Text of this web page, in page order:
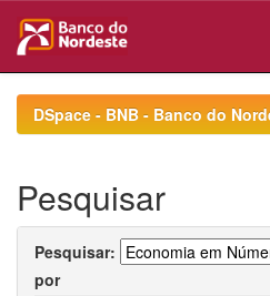
navigationDSpace - BNB - Banco do
Pesquisar
Pesquisar:
por